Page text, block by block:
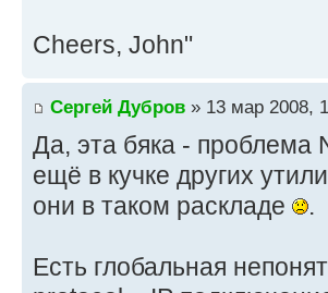
Cheers, John"
Сергей Дубров » 13 мар 2008,
Да, эта бяка - проблема
ещё в кучке других
они в таком раскладе
.
Есть глобальная